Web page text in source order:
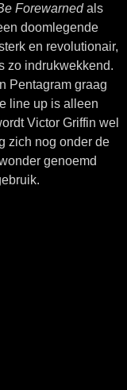
Forewarnedals
doomlegende
en revolutionair,
zo indrukwekkend.
Pentagram graag
line up is alleen
Victor Griffin wel
zich nog onder de
genoemd